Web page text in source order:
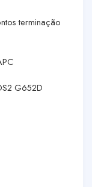
terminação
G652D